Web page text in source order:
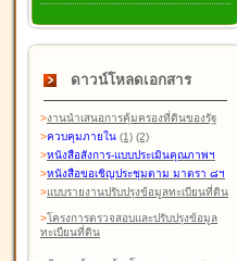
ดาวน์โหลดเอกสาร
>งานนำเสนอการคุ้มครองที่ดินของรัฐ
>ควบคุมภายใน (1) (2)
>หนังสือสังการ-แบบประเมินคุณภาพฯ
>หนังสือขอเชิญประชุมตาม มาตรา ๘ฯ
>แบบรายงานปรับปรุงข้อมูลทะเบียนที่ดิน
>โครงการตรวจสอบและปรับปรุงข้อมูล
ทะเบียนที่ดิน